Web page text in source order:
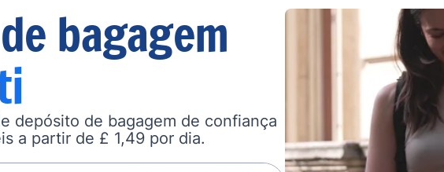
bagagem
depósito de bagagem de confiança
a partir de £ 1,49 por dia.